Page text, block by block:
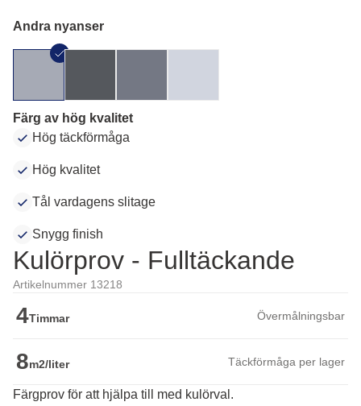
Andra nyanser
Färg av hög kvalitet
Hög täckförmåga
Hög kvalitet
Tål vardagens slitage
Snygg finish
Kulörprov - Fulltäckande
Artikelnummer 13218
4Timmar Övermålningsbar
8m2/liter Täckförmåga per lager
Färgprov för att hjälpa till med kulörval.